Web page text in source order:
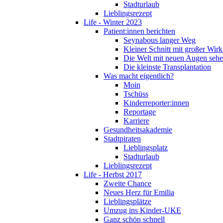
Stadturlaub
Lieblingsrezept
Life - Winter 2023
Patient:innen berichten
Seynabous langer Weg
Kleiner Schnitt mit großer
Die Welt mit neuen Augen
Die kleinste Transplantation
Was macht eigentlich?
Moin
Tschüss
Kinderreporter:innen
Reportage
Karriere
Gesundheitsakademie
Stadtpiraten
Lieblingsplatz
Stadturlaub
Lieblingsrezept
Life - Herbst 2017
Zweite Chance
Neues Herz für Emilia
Lieblingsplätze
Umzug ins Kinder-UKE
Ganz schön schnell